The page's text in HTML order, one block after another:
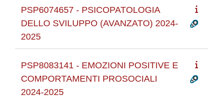
PSP6074657 - PSICOPATOLOGIA
DELLO SVILUPPO (AVANZATO) 2024-
2025
PSP8083141 - EMOZIONI POSITIVE E
COMPORTAMENTI PROSOCIALI
2024-2025